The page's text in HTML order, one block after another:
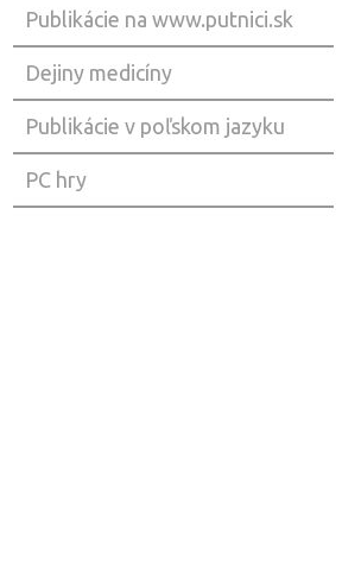
Publikácie na www.putnici.sk
Dejiny medicíny
Publikácie v poľskom jazyku
PC hry